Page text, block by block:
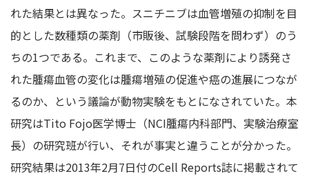
れた結果とは異なった。スニチニブは血管増殖の抑制を目
的とした数種類の薬剤（市販後、試験段階を問わず）のう
ちの1つである。これまで、このような薬剤により誘発さ
れた腫瘍血管の変化は腫瘍増殖の促進や癌の進展につなが
るのか、という議論が動物実験をもとになされていた。本
研究はTito Fojo医学博士（NCI腫瘍内科部門、実験治療室
長）の研究班が行い、それが事実と違うことが分かった。
研究結果は2013年2月7日付のCell Reports誌に掲載されて